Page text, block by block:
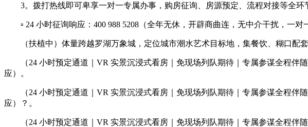
3。拨打热线即可卑享一对一专属办事，购房征询、房源预定、流程对接等全环
▫️ 24 小时征询响应：400 988 5208（全年无休，开辟商曲连，无中介干扰，一对
（扶植中）体量跨越罗湖万象城，定位城市潮水艺术目标地，集餐饮、糊口配套
（24 小时预定通道｜VR 实景沉浸式看房｜免现场列队期待｜专属参谋全程伴
应）。
（24 小时预定通道｜VR 实景沉浸式看房｜免现场列队期待｜专属参谋全程伴
应）？。
（24 小时预定通道｜VR 实景沉浸式看房｜免现场列队期待｜专属参谋全程伴